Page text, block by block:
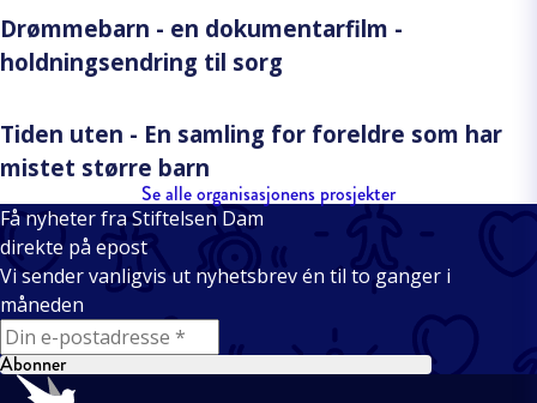
Drømmebarn - en dokumentarfilm -
holdningsendring til sorg
Tiden uten - En samling for foreldre som har
mistet større barn
Se alle organisasjonens prosjekter
Få nyheter fra Stiftelsen Dam
direkte på epost
Vi sender vanligvis ut nyhetsbrev én til to ganger i
måneden
E-mail
Abonner
Bunntekst